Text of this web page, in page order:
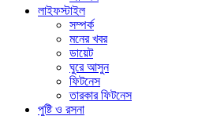
লাইফস্টাইল
সম্পর্ক
মনের খবর
ডায়েট
ঘুরে আসুন
ফিটনেস
তারকার ফিটনেস
পুষ্টি ও রসনা